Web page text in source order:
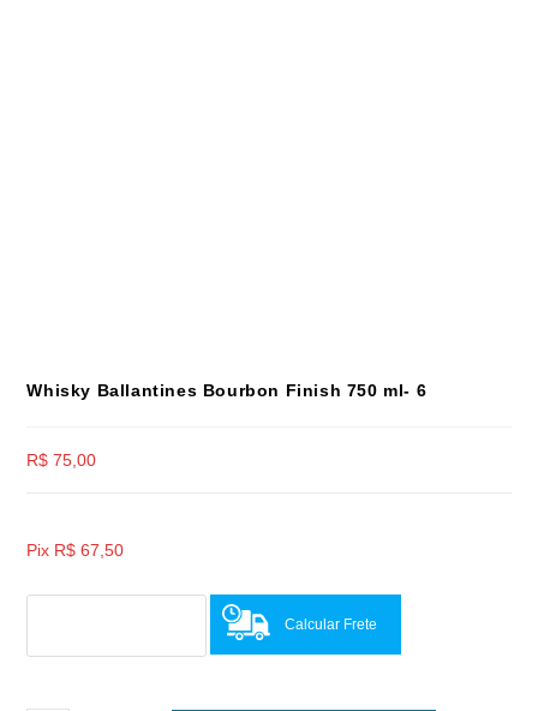
Whisky Ballantines Bourbon Finish 750 ml- 6
R$ 75,00
Pix R$ 67,50
Calcular Frete